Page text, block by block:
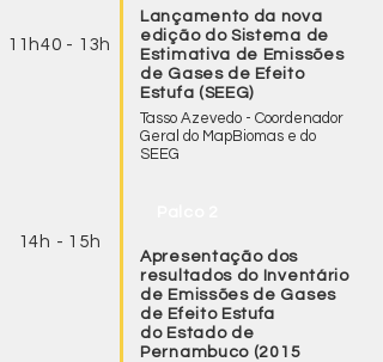
11h40 - 13h
14h - 15h
Lançamento da nova
edição do Sistema de
Estimativa de Emissões
de Gases de Efeito
Estufa (SEEG)
Tasso Azevedo - Coordenador
Geral do MapBiomas e do
SEEG
Apresentação dos
resultados do Inventário
de Emissões de Gases
de Efeito Estufa
do Estado de
Pernambuco (2015